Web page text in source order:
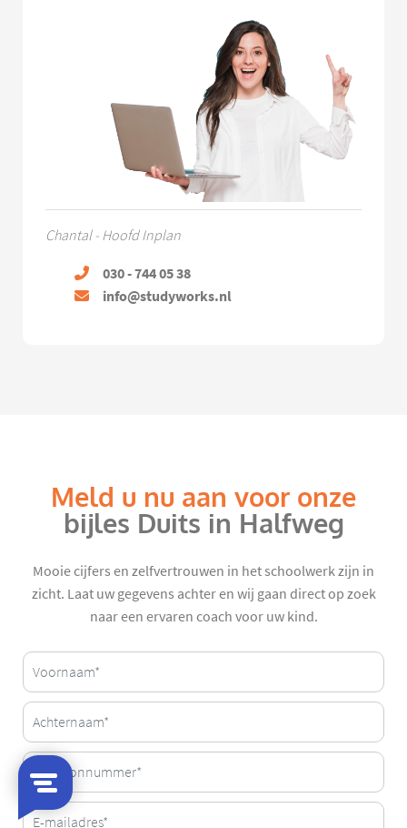
Chantal - Hoofd Inplan
030 - 744 05 38
info@studyworks.nl
Meld u nu aan voor onze
bijles Duits in Halfweg
Mooie cijfers en zelfvertrouwen in het schoolwerk zijn in
zicht. Laat uw gegevens achter en wij gaan direct op zoek
naar een ervaren coach voor uw kind.